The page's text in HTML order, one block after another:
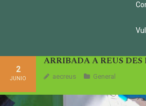
ARRIBADA A REUS DES
2
JUNIO aecreus General